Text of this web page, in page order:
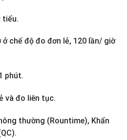
tiểu.
chế độ đo đơn lẻ, 120 lần/ giờ
phút.
và đo liên tục.
thường (Rountime), Khẩn